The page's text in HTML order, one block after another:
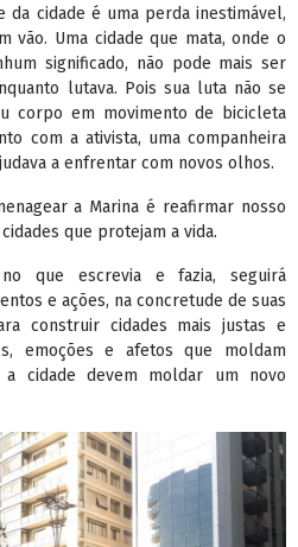
da cidade é uma perda inestimável,
vão. Uma cidade que mata, onde o
significado, não pode mais ser
lutava. Pois sua luta não se
corpo em movimento de bicicleta
com a ativista, uma companheira
a enfrentar com novos olhos.
a Marina é reafirmar nosso
que protejam a vida.
que escrevia e fazia, seguirá
e ações, na concretude de suas
construir cidades mais justas e
emoções e afetos que moldam
a cidade devem moldar um novo